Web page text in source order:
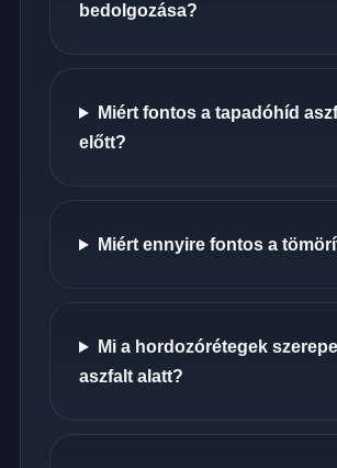
bedolgozása?
Miért fontos a tapadóhíd
előtt?
Miért ennyire fontos a
Mi a hordozórétegek
aszfalt alatt?